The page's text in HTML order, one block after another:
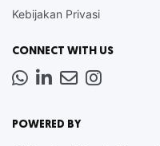
Kebijakan Privasi
CONNECT WITH US
Whatsapp
LinkedIn
NewsInstagram
POWERED BY